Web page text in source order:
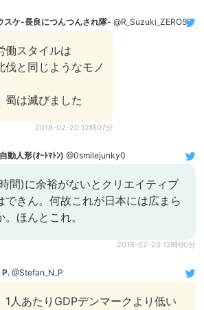
スケ-長良につんつんされ隊- @R_Suzuki_ZERO52
働スタイルは
伐と同じようなモノ
蜀は滅びました
2018-02-20 12時07分
動人形(ｵｰﾄﾏﾄﾝ) @0smilejunky0
間)に余裕がないとクリエイティブ
できん。何故これが日本には広まら
。ほんとこれ。
2018-02-20 12時00分
@Stefan_N_P
1人あたりGDPデンマークより低い